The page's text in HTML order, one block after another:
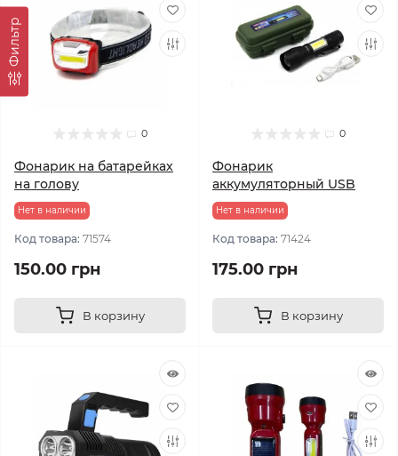
Фильтр
0
Фонарик на батарейках
на голову
Нет в наличии
Код товара: 71574
150.00 грн
В корзину
0
Фонарик
аккумуляторный USB
Нет в наличии
Код товара: 71424
175.00 грн
В корзину